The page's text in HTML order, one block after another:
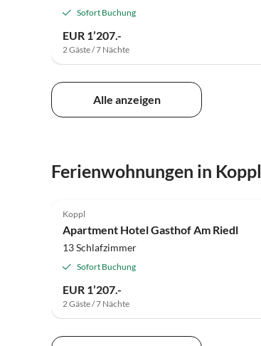
Sofort Buchung
EUR 1’207.-
2 Gäste / 7 Nächte
Alle anzeigen
Ferienwohnungen in Koppl
Koppl
Apartment Hotel Gasthof Am Riedl
13 Schlafzimmer
Sofort Buchung
EUR 1’207.-
2 Gäste / 7 Nächte